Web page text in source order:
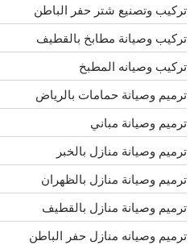
تركيب وتصنيع شتر حفر الباطن
تركيب وصيانة مطابخ بالقطيف
تركيب وصيانه المطبخ
ترميم وصيانة حمامات بالرياض
ترميم وصيانة مباني
ترميم وصيانة منازل بالخبر
ترميم وصيانة منازل بالظهران
ترميم وصيانة منازل بالقطيف
ترميم وصيانه منازل حفر الباطن